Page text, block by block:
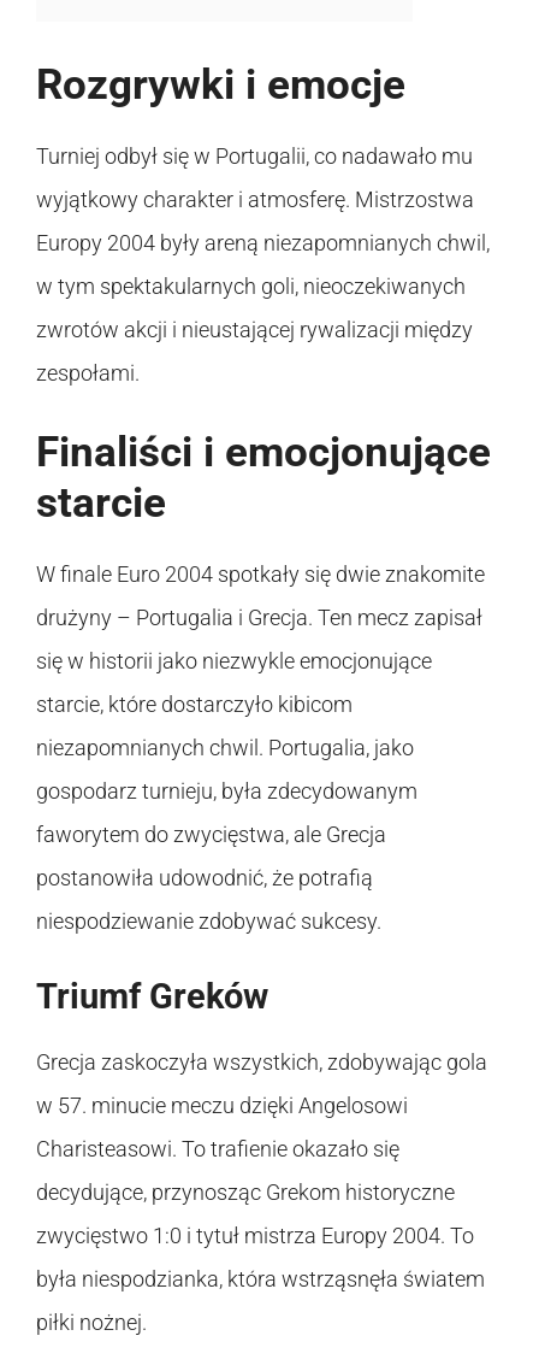
Rozgrywki i emocje
Turniej odbył się w Portugalii, co nadawało mu
wyjątkowy charakter i atmosferę. Mistrzostwa
Europy 2004 były areną niezapomnianych chwil,
w tym spektakularnych goli, nieoczekiwanych
zwrotów akcji i nieustającej rywalizacji między
zespołami.
Finaliści i emocjonujące
starcie
W finale Euro 2004 spotkały się dwie znakomite
drużyny – Portugalia i Grecja. Ten mecz zapisał
się w historii jako niezwykle emocjonujące
starcie, które dostarczyło kibicom
niezapomnianych chwil. Portugalia, jako
gospodarz turnieju, była zdecydowanym
faworytem do zwycięstwa, ale Grecja
postanowiła udowodnić, że potrafią
niespodziewanie zdobywać sukcesy.
Triumf Greków
Grecja zaskoczyła wszystkich, zdobywając gola
w 57. minucie meczu dzięki Angelosowi
Charisteasowi. To trafienie okazało się
decydujące, przynosząc Grekom historyczne
zwycięstwo 1:0 i tytuł mistrza Europy 2004. To
była niespodzianka, która wstrząsnęła światem
piłki nożnej.